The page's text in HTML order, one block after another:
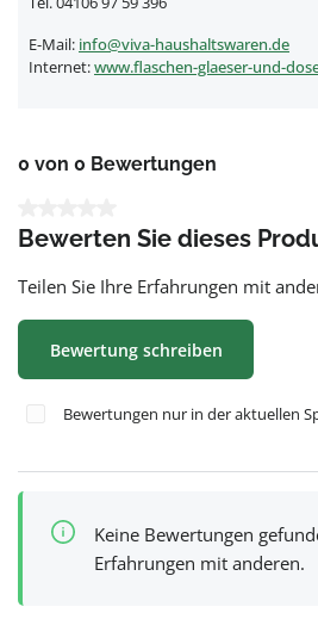
E-Mail: info@viva-haushaltswaren.de
Internet:www.flaschen-glaeser-und-
0 von 0 Bewertungen
Bewerten Sie dieses
Teilen Sie Ihre Erfahrungen mit
Bewertung schreiben
Bewertungen nur in der aktuellen
Keine Bewertungen
Erfahrungen mit anderen.